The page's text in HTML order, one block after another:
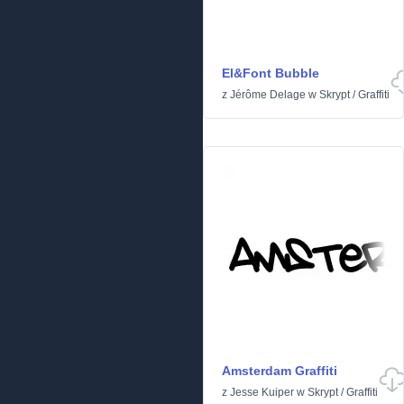
El&Font Bubble
z Jérôme Delage w Skrypt/Graffiti
Amsterdam Graffiti
z Jesse Kuiper w Skrypt/Graffiti